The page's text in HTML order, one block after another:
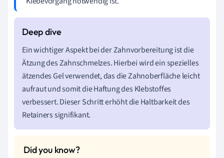
Ein wichtiger Aspekt bei der Zahnvorbereitung ist die
Ätzung des Zahnschmelzes. Hierbei wird ein spezielles
ätzendes Gel verwendet, das die Zahnoberfläche leicht
aufraut und somit die Haftung des Klebstoffes
verbessert. Dieser Schritt erhöht die Haltbarkeit des
Retainers signifikant.